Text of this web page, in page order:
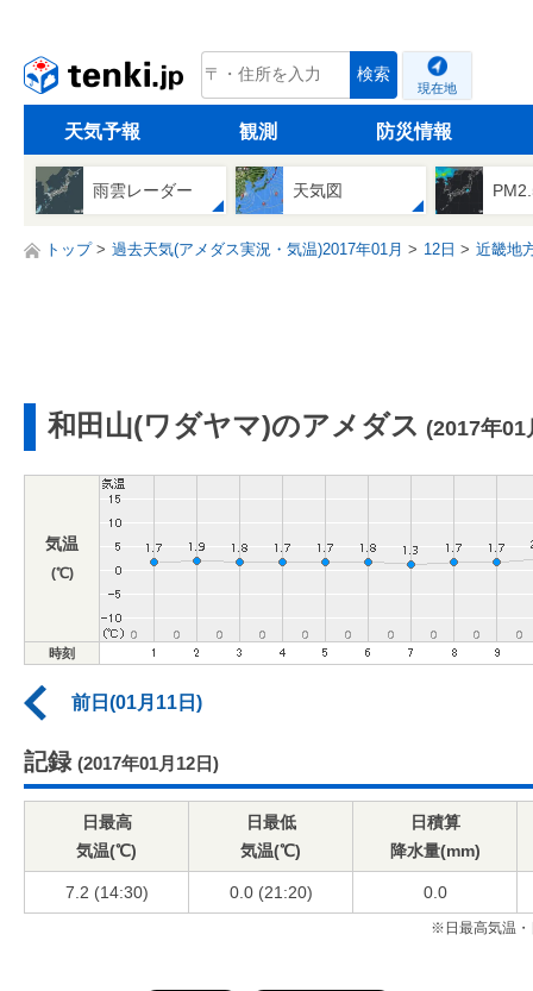
tenki.jp 検索
現在地
天気予報 観測 防災情報
雨雲レーダー 天気図
トップ 過去天気(アメダス実況・気温)2017年01月 12日 近畿地
和田山(ワダヤマ)のアメダス (2017年01
気温
(℃)
時刻
前日(01月11日)
記録 (2017年01月12日)
日最高
気温(℃)
日最低
気温(℃)
日積算
降水量(mm)
7.2 (14:30) 0.0 (21:20) 0.0
※日最高気温・